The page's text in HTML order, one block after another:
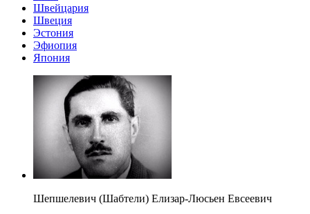
Швейцария
Швеция
Эстония
Эфиопия
Япония
Шепшелевич (Шабтели) Елизар-Люсьен Евсеевич